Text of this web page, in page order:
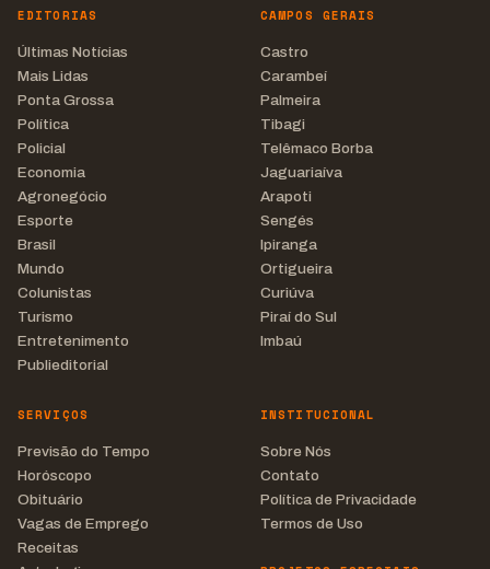
EDITORIAS
Últimas Notícias
Mais Lidas
Ponta Grossa
Política
Policial
Economia
Agronegócio
Esporte
Brasil
Mundo
Colunistas
Turismo
Entretenimento
Publieditorial
CAMPOS GERAIS
Castro
Carambeí
Palmeira
Tibagi
Telêmaco Borba
Jaguariaíva
Arapoti
Sengés
Ipiranga
Ortigueira
Curiúva
Piraí do Sul
Imbaú
SERVIÇOS
Previsão do Tempo
Horóscopo
Obituário
Vagas de Emprego
Receitas
INSTITUCIONAL
Sobre Nós
Contato
Política de Privacidade
Termos de Uso